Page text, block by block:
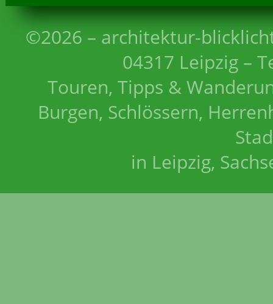
©2026 – architektur-
04317 Leipzig –
Touren, Tipps &
Burgen, Schlössern,
in Leipzig,